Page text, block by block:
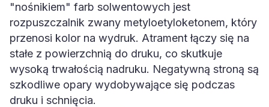
"nośnikiem" farb solwentowych jest
rozpuszczalnik zwany metyloetyloketonem, który
przenosi kolor na wydruk. Atrament łączy się na
stałe z powierzchnią do druku, co skutkuje
wysoką trwałością nadruku. Negatywną stroną są
szkodliwe opary wydobywające się podczas
druku i schnięcia.